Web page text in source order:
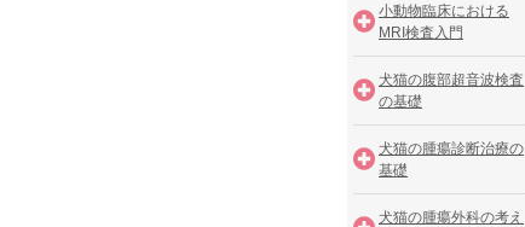
小動物臨床における
MRI検査入門
犬猫の腹部超音波検査
の基礎
犬猫の腫瘍診断治療の
基礎
犬猫の腫瘍外科の考え